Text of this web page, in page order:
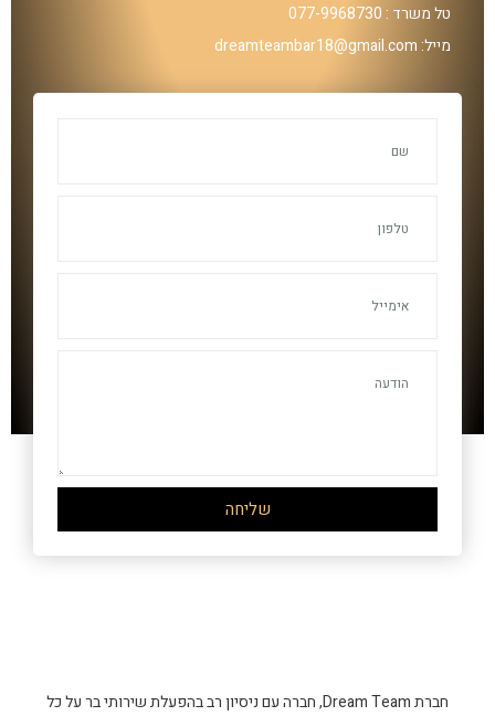
טל משרד : 077-9968730
מייל: dreamteambar18@gmail.com
שליחה
חברת Dream Team, חברה עם ניסיון רב בהפעלת שירותי בר על כל